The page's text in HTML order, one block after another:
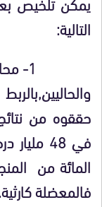
التالية:
1-
حققوه من
المائة من
فالمعضلة